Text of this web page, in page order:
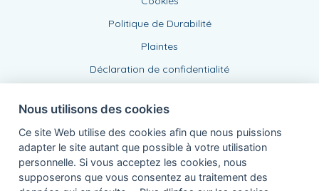
Politique de Durabilité
Plaintes
Déclaration de confidentialité
Agent lié, BE0542423010
Nous utilisons des cookies
Ce site Web utilise des cookies afin que nous puissions
adapter le site autant que possible à votre utilisation
personnelle. Si vous acceptez les cookies, nous
supposerons que vous consentez au traitement des